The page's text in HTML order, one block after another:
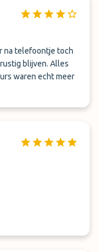
na telefoontje toch
blijven. Alles
waren echt meer